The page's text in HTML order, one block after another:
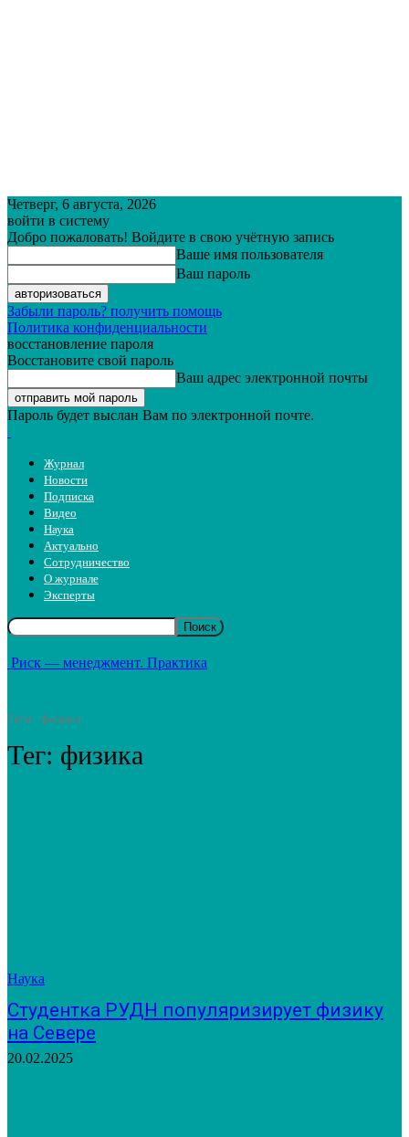
Четверг, 6 августа, 2026
войти в систему
Добро пожаловать! Войдите в свою учётную запись
Ваше имя пользователя
Ваш пароль
Забыли пароль? получить помощь
Политика конфиденциальности
восстановление пароля
Восстановите свой пароль
Ваш адрес электронной почты
Пароль будет выслан Вам по электронной почте.
Журнал
Новости
Подписка
Видео
Наука
Актуально
Сотрудничество
О журнале
Эксперты
Риск — менеджмент. Практика
Теги физика
Тег: физика
Наука
Студентка РУДН популяризирует физику
на Севере
20.02.2025